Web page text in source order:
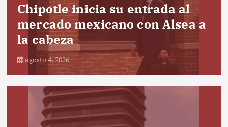
Chipotle inicia su entrada al
mercado mexicano con Alsea a
la cabeza
agosto 4, 2026